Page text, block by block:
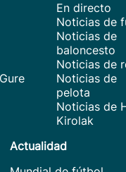
En directo
Noticias de
Noticias de
baloncesto
Noticias de
Noticias de
pelota
Noticias de
Kirolak
Actualidad